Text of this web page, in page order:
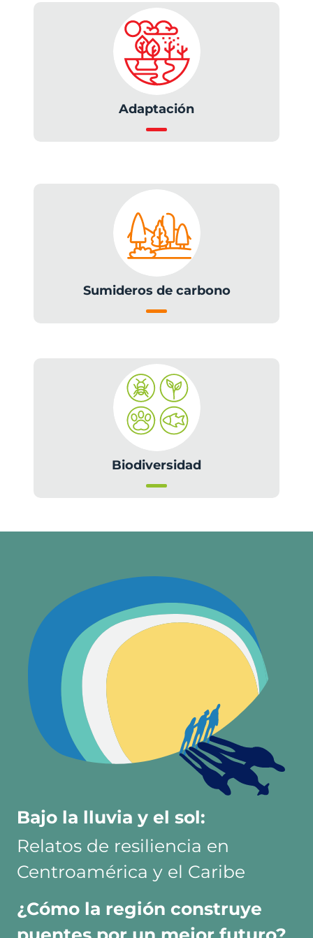
Adaptación
Sumideros de carbono
Biodiversidad
Bajo la lluvia y el sol:
Relatos de resiliencia en
Centroamérica y el Caribe
¿Cómo la región construye